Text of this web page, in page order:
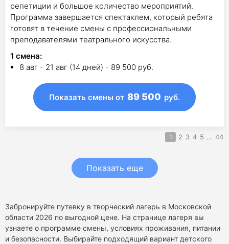
репетиции и большое количество мероприятий.
Программа завершается спектаклем, который ребята
готовят в течение смены с профессиональными
преподавателями театрального искусства.
1 смена:
8 авг - 21 авг (14 дней) - 89 500 руб.
Показать смены от 89 500 руб.
1 2 3 4 5 ... 44
Показать еще
Забронируйте путевку в творческий лагерь в Московской
области 2026 по выгодной цене. На странице лагеря вы
узнаете о программе смены, условиях проживания, питании
и безопасности. Выбирайте подходящий вариант детского